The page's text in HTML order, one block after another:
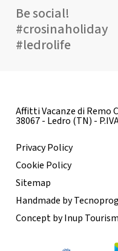
Be social!
#crosinaholiday
#ledrolife
Affitti Vacanze di Remo
38067 - Ledro (TN) -
Privacy Policy
Cookie Policy
Sitemap
Handmade by
Concept by Inup Tourism